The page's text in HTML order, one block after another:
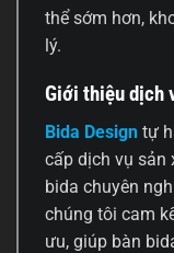
thể sớm hơn,
lý.
Giới thiệu dịch
Bida Design tự
cấp dịch vụ sản
bida chuyên
chúng tôi cam
ưu, giúp bàn